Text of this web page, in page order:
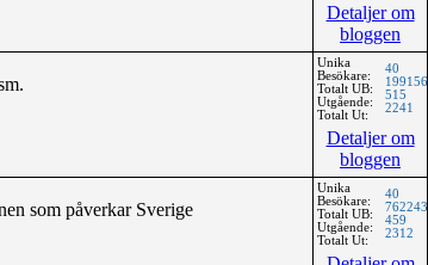
Detaljer om
bloggen
Unika
Besökare:
Totalt UB:
Utgående:
Totalt Ut:
40
199156
515
2241
Detaljer om
bloggen
som påverkar Sverige
Unika
Besökare:
Totalt UB:
Utgående:
Totalt Ut:
40
762243
459
2312